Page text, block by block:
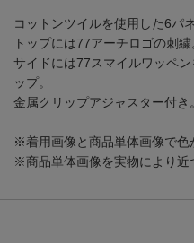
コットンツイルを使用した6パ
トップには77アーチロゴの刺繍
サイドには77スマイルワッペ
ップ。
金属クリップアジャスター付き
※着用画像と商品単体画像で色
※商品単体画像を実物により近